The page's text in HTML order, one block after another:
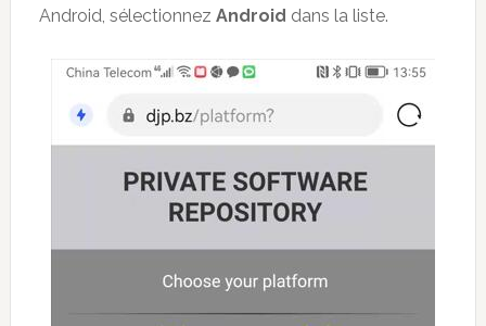
Android, sélectionnez Android dans la liste.